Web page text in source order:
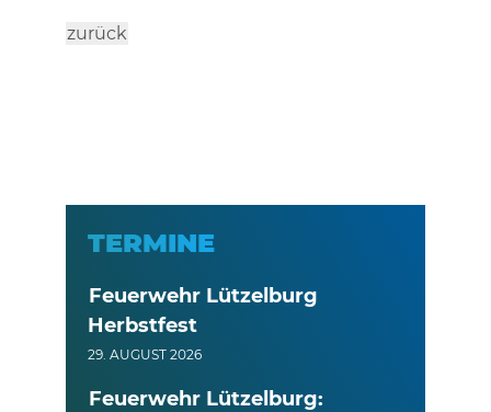
zurück
TERMINE
Feuerwehr Lützelburg
Herbstfest
29. AUGUST 2026
Feuerwehr Lützelburg: